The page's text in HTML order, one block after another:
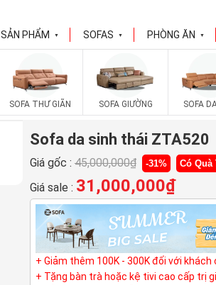
SẢN PHẨM ▼ SOFAS ▼ PHÒNG ĂN ▼
SOFA THƯ GIÃN SOFA GIƯỜNG SOFA
Sofa da sinh thái ZTA520
Giá gốc : 45,000,000₫ -31% Có Quà
Giá sale : 31,000,000₫
+ Giảm thêm 100K - 300K đối với
+ Tặng bàn trà hoặc kệ tivi cao cấp trị